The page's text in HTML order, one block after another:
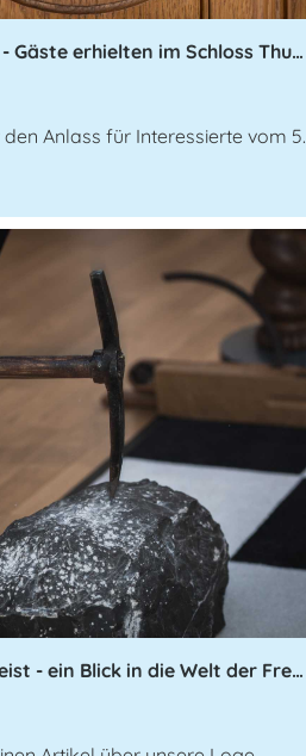
Freimaurer öffnen ihre Türen - Gäste erhielten im Schloss Thun einen seltenen Blick hinter die Türen der Loge Phönix
Anlass für Interessierte vom 5.
Zwischen Tradition und Zeitgeist - ein Blick in die Welt der Freimaurer